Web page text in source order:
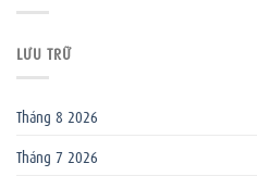
LƯU TRỮ
Tháng 8 2026
Tháng 7 2026